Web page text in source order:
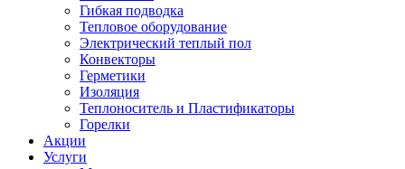
Гибкая подводка
Тепловое оборудование
Электрический теплый пол
Конвекторы
Герметики
Изоляция
Теплоноситель и Пластификаторы
Горелки
Акции
Услуги